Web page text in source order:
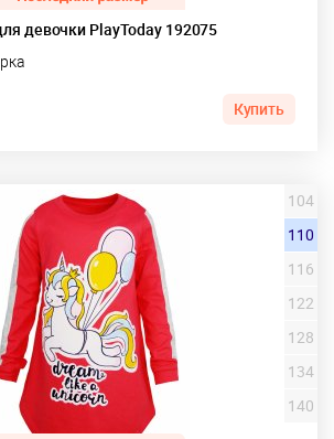
девочки PlayToday 192075
Купить
104
110
116
122
128
134
140